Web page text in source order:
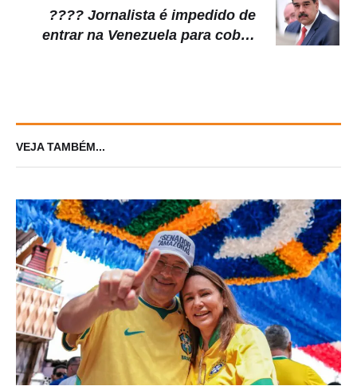
???? Jornalista é impedido de
entrar na Venezuela para cobrir
VEJA TAMBÉM...